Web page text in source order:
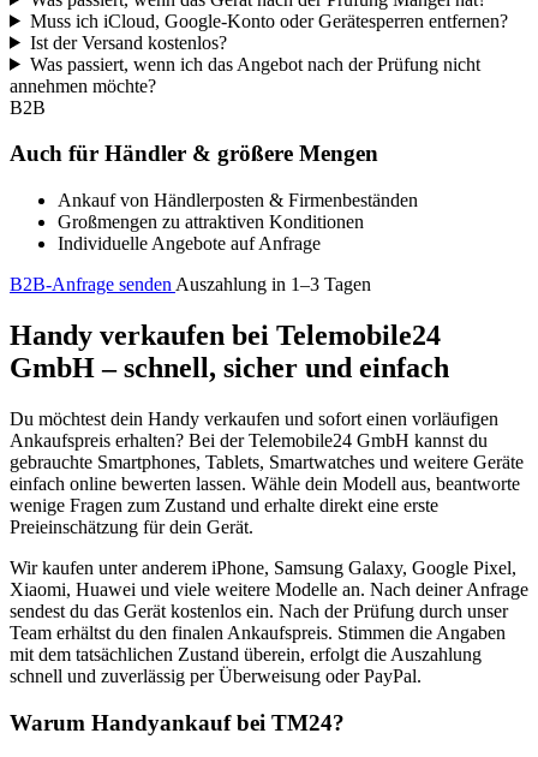
Muss ich iCloud, Google-Konto oder Gerätesperren entfernen?
Ist der Versand kostenlos?
Was passiert, wenn ich das Angebot nach der Prüfung nicht
annehmen möchte?
B2B
Auch für Händler & größere Mengen
Ankauf von Händlerposten & Firmenbeständen
Großmengen zu attraktiven Konditionen
Individuelle Angebote auf Anfrage
B2B-Anfrage senden Auszahlung in 1–3 Tagen
Handy verkaufen bei Telemobile24
GmbH – schnell, sicher und einfach
Du möchtest dein Handy verkaufen und sofort einen vorläufigen
Ankaufspreis erhalten? Bei der Telemobile24 GmbH kannst du
gebrauchte Smartphones, Tablets, Smartwatches und weitere Geräte
einfach online bewerten lassen. Wähle dein Modell aus, beantworte
wenige Fragen zum Zustand und erhalte direkt eine erste
Preieinschätzung für dein Gerät.
Wir kaufen unter anderem iPhone, Samsung Galaxy, Google Pixel,
Xiaomi, Huawei und viele weitere Modelle an. Nach deiner Anfrage
sendest du das Gerät kostenlos ein. Nach der Prüfung durch unser
Team erhältst du den finalen Ankaufspreis. Stimmen die Angaben
mit dem tatsächlichen Zustand überein, erfolgt die Auszahlung
schnell und zuverlässig per Überweisung oder PayPal.
Warum Handyankauf bei TM24?